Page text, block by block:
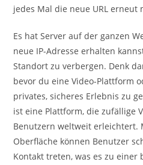
jedes Mal die neue URL
Es hat Server auf der ganzen
neue IP-Adresse erhalten
Standort zu verbergen. Denk
bevor du eine Video-Plattform
privates, sicheres Erlebnis zu
ist eine Plattform, die zufällige
Benutzern weltweit erleichtert.
Oberfläche können Benutzer
Kontakt treten, was es zu